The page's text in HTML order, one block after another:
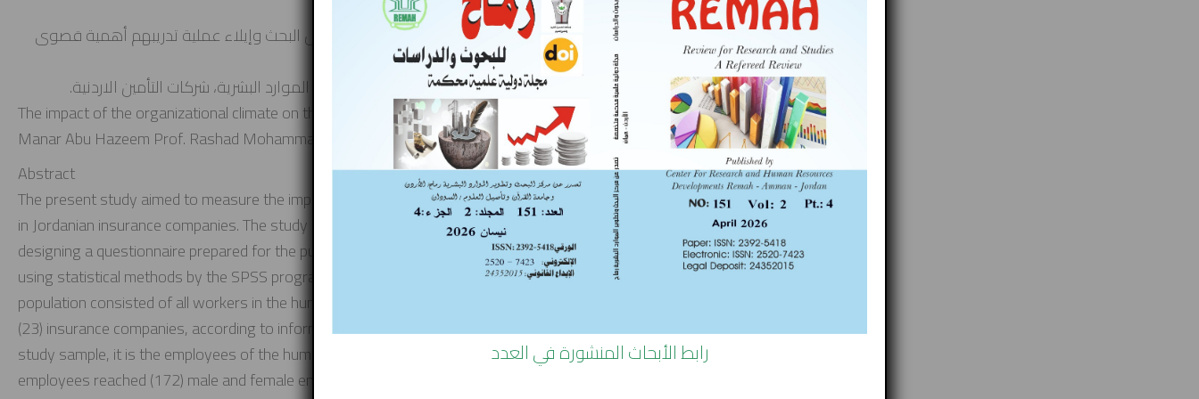
العمل المنجزة، الابتكار، المعرفة في متطلبات العمل) في شركات التأمين الأردنية.
تم وضع بعض التوصيات في الدراسة ومنها زيادة الاهتمام بالعناصر البشرية في المنظمة محل البحث وإيلاء عملية تدريبهم أهمية قصوى
والعمل على تحليل احتياجاتهم التدريبية بشكل مستمر ووفق أسس موضوعية.
الكلمات المفتاحية: المناخ التنظيمي، أبعاد المناخ التنظيمي، ادارة الموارد البشرية، أبعاد ادارة الموارد البشرية، شركات التأمين الاردنية.
The impact of the organizational climate on the performance of human resources employees in Jordanian insurance companies
Manar Abu Hazeem Prof. Rashad Mohammad Al-Saed
Abstract
The present study aimed to measure the impact of the organizational climate on the performance of human resources employees
in Jordanian insurance companies. The study adopted the descriptive and analytical method to deal with and classify data by
designing a questionnaire prepared for the purpose of collecting data from employees and testing hypotheses. It was analyzed
using statistical methods by the SPSS program, by treating it according to tests that achieve the purpose of the study. The study
population consisted of all workers in the human resources departments of the Jordanian insurance companies, which numbered
(23) insurance companies, according to information issued by the Jordanian Federation of Insurance Companies (2019). As for the
study sample, it is the employees of the human resources department in the Jordanian insurance companies. As the number of
employees reached (172) male and female employees. The results showed a statistically significant effect of the organizational
رابط الأبحاث المنشورة في العدد